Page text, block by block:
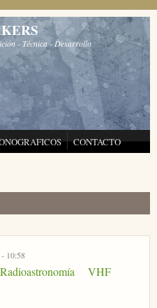
- Técnica - Desarrollo
CONTACTO
10:58
Radioastronomía VHF